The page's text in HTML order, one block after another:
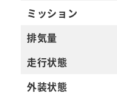
ミッション
排気量
走行状態
外装状態